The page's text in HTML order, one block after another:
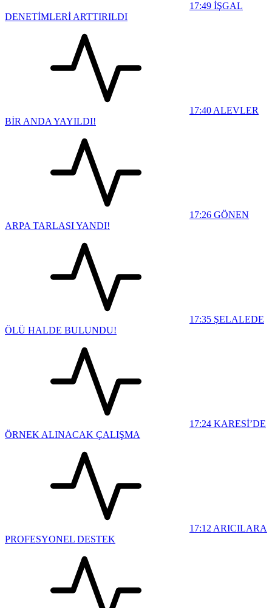
17:49 İŞGAL
DENETİMLERİ ARTTIRILDI
17:40 ALEVLER
BİR ANDA YAYILDI!
17:26 GÖNEN
ARPA TARLASI YANDI!
17:35 ŞELALEDE
ÖLÜ HALDE BULUNDU!
17:24 KARESİ’DE
ÖRNEK ALINACAK ÇALIŞMA
17:12 ARICILARA
PROFESYONEL DESTEK